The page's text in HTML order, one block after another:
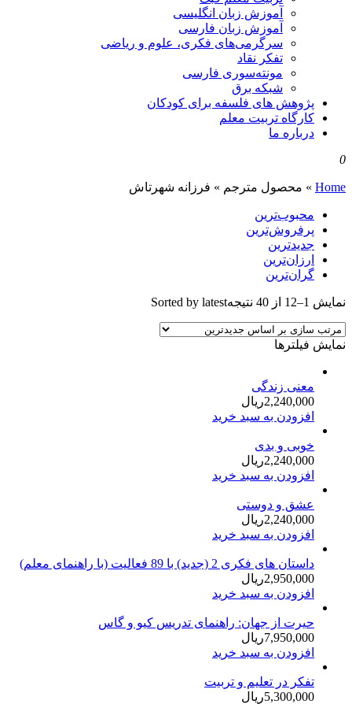
آموزش زبان انگلیسی
آموزش زبان فارسی
سرگرمی‌های فکری، علوم و ریاضی
تفکر نقاد
مونته‌سوری فارسی
شبکه برق
پژوهش های فلسفه برای کودکان
کارگاه تربیت معلم
درباره ما
0
Home
» محصول مترجم » فرزانه شهرتاش
محبوب‌ترین
پرفروش‌ترین
جدیدترین
ارزان‌ترین
گران‌ترین
نمایش 1–12 از 40 نتیجه Sorted by latest
نمایش فیلترها
معنی زندگی
2,240,000ریال
افزودن به سبد خرید
خوبی و بدی
2,240,000ریال
افزودن به سبد خرید
عشق و دوستی
2,240,000ریال
افزودن به سبد خرید
داستان های فكری 2 (جدید) با 89 فعالیت (با راهنمای معلم)
2,950,000ریال
افزودن به سبد خرید
حیرت از جهان: راهنمای تدریس کیو و گاس
7,950,000ریال
افزودن به سبد خرید
تفکر در تعلیم و تربیت
5,300,000ریال